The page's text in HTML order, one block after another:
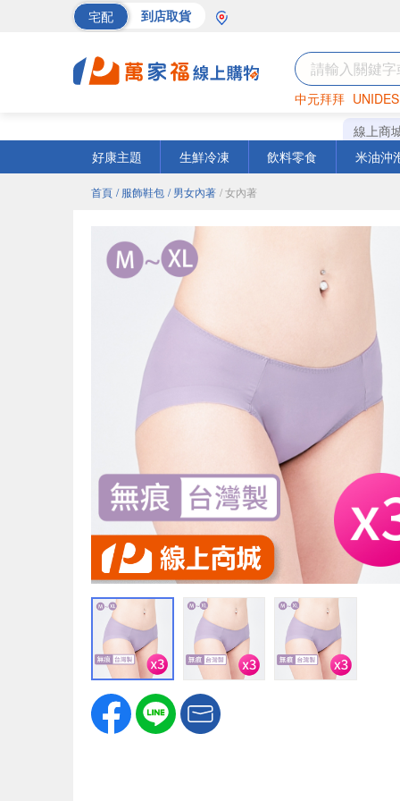
宅配 到店取貨
中元拜拜
罐頭 海苔
線上商
好康主題
生鮮冷凍 飲料零食 米油沖
首頁 / 服飾鞋包 / 男女內著 / 女內著